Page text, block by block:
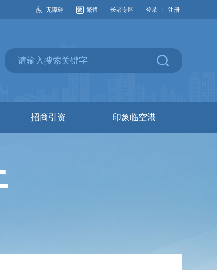
无障碍 繁體 长者专区 登录 注册
招商引资 印象临空港